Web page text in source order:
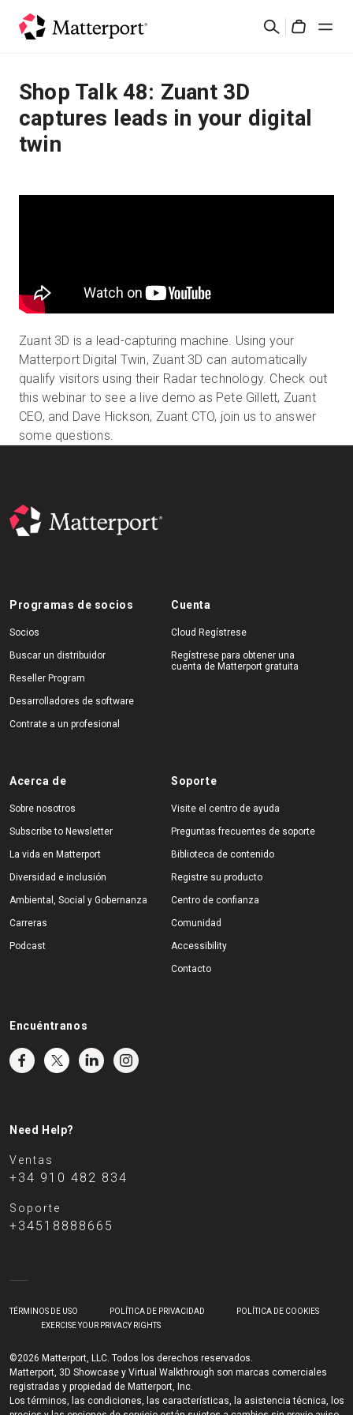
Buscar
Soluciones
Productos
Contacto
Iniciar sesión
Prueba gratuita
Shop Talk 48: Zuant 3D
captures leads in your digital
twin
Zuant 3D is a lead-capturing machine. Using your
Matterport Digital Twin, Zuant 3D can automatically
qualify visitors using their Radar technology. Check out
this webinar to see a live demo as Pete Gillett, Zuant
CEO, and Dave Hickson, Zuant CTO, join us to answer
some questions.
Programas de socios
Socios
Buscar un distribuidor
Reseller Program
Desarrolladores de software
Contrate a un profesional
Cuenta
Cloud Regístrese
Regístrese para obtener una
cuenta de Matterport gratuita
Acerca de
Sobre nosotros
Subscribe to Newsletter
La vida en Matterport
Diversidad e inclusión
Ambiental, Social y Gobernanza
Carreras
Podcast
Soporte
Visite el centro de ayuda
Preguntas frecuentes de soporte
Biblioteca de contenido
Registre su producto
Centro de confianza
Comunidad
Accessibility
Contacto
Encuéntranos
Need Help?
Ventas
+34 910 482 834
Soporte
+34518888665
©2026 Matterport, LLC. Todos los derechos reservados.
Matterport, 3D Showcase y Virtual Walkthrough son marcas comerciales
registradas y propiedad de Matterport, Inc.
Los términos, las condiciones, las características, la asistencia técnica, los
TÉRMINOS DE USO POLÍTICA DE PRIVACIDAD
POLÍTICA DE COOKIES
EXERCISE YOUR PRIVACY RIGHTS